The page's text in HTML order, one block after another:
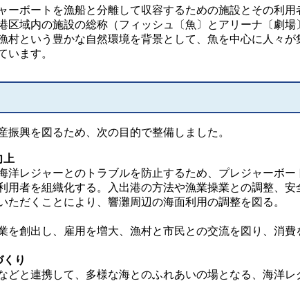
ーボートを漁船と分離して収容するための施設とその利用
区域内の施設の総称（フィッシュ〔魚〕とアリーナ〔劇場
村という豊かな自然環境を背景として、魚を中心に人々が
います。
興を図るため、次の目的で整備しました。
上
レジャーとのトラブルを防止するため、プレジャーボー
用者を組織化する。入出港の方法や漁業操業との調整、安
だくことにより、響灘周辺の海面利用の調整を図る。
創出し、雇用を増大、漁村と市民との交流を図り、消費
くり
と連携して、多様な海とのふれあいの場となる、海洋レ